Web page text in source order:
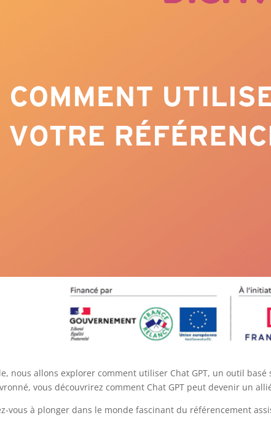
nous allons explorer comment utiliser Chat GPT, un outil
vous découvrirez comment Chat GPT peut devenir un
vous à plonger dans le monde fascinant du référencement